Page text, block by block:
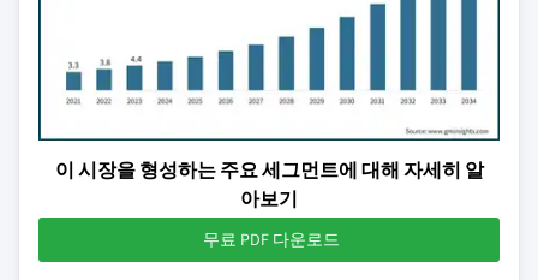
이 시장을 형성하는 주요 세그먼트에 대해 자세히 알
아보기
무료 PDF 다운로드